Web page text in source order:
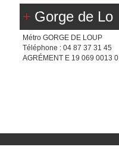
Gorge de Loup
Métro GORGE DE LOUP
Téléphone : 04 87 37 31 45
AGRÉMENT E 19 069 0013 0
2